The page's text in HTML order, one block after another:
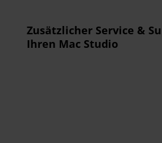
Zusätzlicher Service &
Ihren Mac Studio